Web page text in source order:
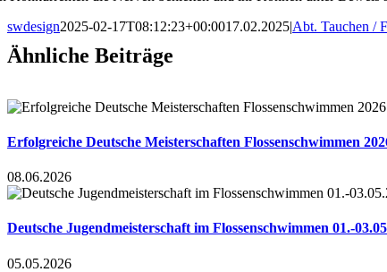
swdesign2025-02-17T08:12:23+00:0017.02.2025|Abt. Tauchen /
Ähnliche Beiträge
Erfolgreiche Deutsche Meisterschaften Flossenschwimmen
08.06.2026
Deutsche Jugendmeisterschaft im Flossenschwimmen 01.-
05.05.2026